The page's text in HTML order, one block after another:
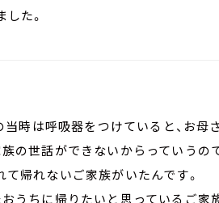
た。
当時は呼吸器をつけていると、お母
の世話ができないからっていうの
帰れないご家族がいたんです。
うちに帰りたいと思っているご家